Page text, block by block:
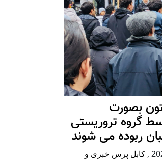
بصورت
گروه تروریستی
ربوده می شوند
, کابل پرس خبری و